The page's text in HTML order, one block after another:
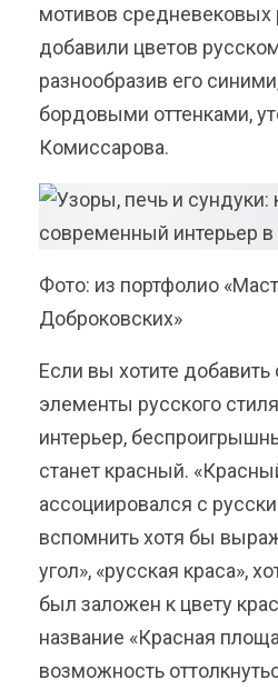
мотивов средневековых
добавили цветов
разнообразив его
бордовыми оттенками,
Комиссарова.
Фото: из портфолио
Доброковских»
Если вы хотите
элементы русского
интерьер,
станет красный.
ассоциировался с
вспомнить хотя бы
угол», «русская краса»,
был заложен к цвету
название «Красная
возможность